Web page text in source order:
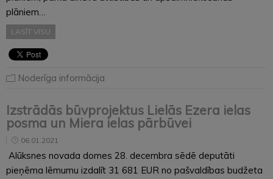
plāniem…
LASĪT VISU
Noderīga informācija
Izstrādās būvprojektus Lielās Ezera ielas
posma un Miera ielas pārbūvei
06.01.2021
Alūksnes novada domes 28. decembra sēdē deputāti
pieņēma lēmumu izdalīt 31 681 EUR no pašvaldības budžeta